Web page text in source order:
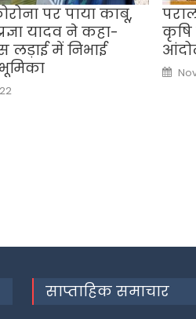
पर पाया काबू,
यादव ने कहा-
लड़ाई में निभाई
कृषि
on
साप्ताहिक समाचार